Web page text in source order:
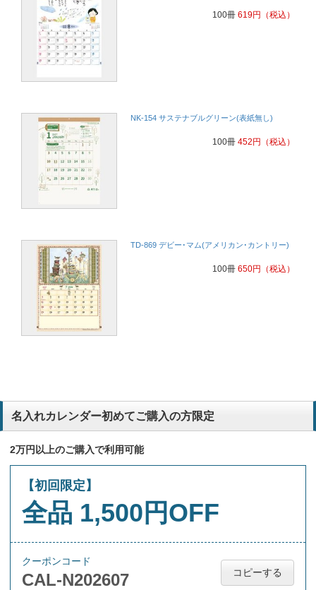
100冊 619円 （税込）
NK-154 サステナブルグリーン(表紙無し)
100冊 452 円 （税込）
TD-869 デビー･マム(アメリカン･カントリー)
100冊 650円 （税込）
名入れカレンダー初めてご購入の方限定
2万円以上のご購入で利用可能
【初回限定】
全品 1,500円OFF
クーポンコード
CAL-N202607 コピーする